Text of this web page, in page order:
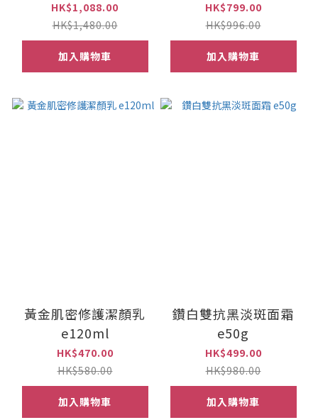
HK$1,088.00
HK$1,480.00
加入購物車
HK$799.00
HK$996.00
加入購物車
黃金肌密修護潔顏乳
e120ml
HK$470.00
HK$580.00
加入購物車
鑽白雙抗黑淡斑面霜
e50g
HK$499.00
HK$980.00
加入購物車